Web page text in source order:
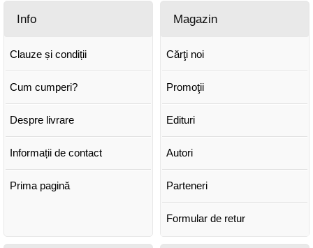
Info
Clauze și condiții
Cum cumperi?
Despre livrare
Informații de contact
Prima pagină
Magazin
Cărţi noi
Promoţii
Edituri
Autori
Parteneri
Formular de retur